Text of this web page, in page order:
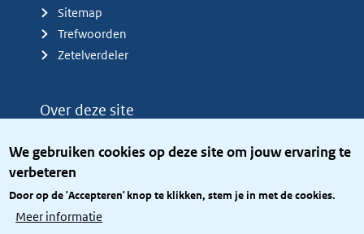
We gebruiken cookies op deze site om jouw ervaring te
verbeteren
Door op de 'Accepteren' knop te klikken, stem je in met de cookies.
Meer informatie
Sitemap
Trefwoorden
Zetelverdeler
Over deze site
Privacy
Toegang site openbaar
Toegankelijkheid